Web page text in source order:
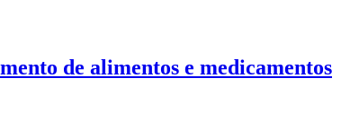
de alimentos e medicamentos